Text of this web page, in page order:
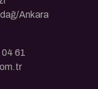
Ankara
61